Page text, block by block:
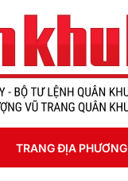
TRANG ĐỊA PHƯƠNG